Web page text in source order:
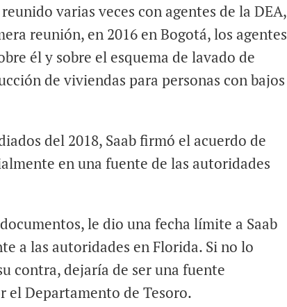
varias veces con agentes de la DEA,
reunión, en 2016 en Bogotá, los agentes
él y sobre el esquema de lavado de
de viviendas para personas con bajos
del 2018, Saab firmó el acuerdo de
en una fuente de las autoridades
le dio una fecha límite a Saab
a las autoridades en Florida. Si no lo
contra, dejaría de ser una fuente
el Departamento de Tesoro.